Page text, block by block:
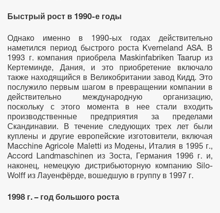
Быстрый рост в 1990-е годы
Однако именно в 1990-ых годах действительно
наметился период быстрого роста Kverneland ASA. В
1993 г. компания приобрела Maskinfabriken Taarup из
Кертеминде, Дания, и это приобретение включало
также находящийся в Великобритании завод Кидд. Это
послужило первым шагом в превращении компании в
действительно международную организацию,
поскольку с этого момента в нее стали входить
производственные предприятия за пределами
Скандинавии. В течение следующих трех лет были
куплены и другие европейские изготовители, включая
Macchine Agricole Maletti из Модены, Италия в 1995 г.,
Accord Landmaschinen из Зоста, Германия 1996 г. и,
наконец, немецкую дистрибьюторную компанию Silo-
Wolff из Лауенфёрде, вошедшую в группу в 1997 г.
1998 г. – год большого роста